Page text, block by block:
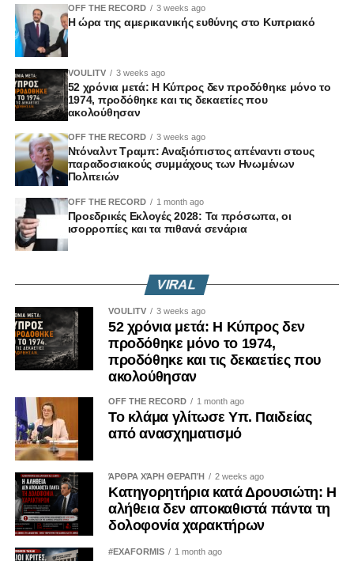
Επιτροπή Γεωργίας και Φυσικών Πόρων
Γιαννάκης Γαβριήλ – Πρόεδρος (ΑΚΕΛ)
Εφραίμ Χρίστου – Αναπληρωτής Πρόεδρος (ΑΚΕΛ)
Βαλεντίνος Φακοντής (ΑΚΕΛ)
Γιώργος Καραϊσκάκης (ΔΗΣΥ)
Πρόδρομος Αλαμπρίτης (ΔΗΣΥ)
Χαράλαμπος Πάζαρος (ΔΗΣΥ)
Λίνος Παπαγιάννης (ΕΛΑΜ)
Νικόλας Παπαδόπουλος (ΔΗΚΟ)
Μιχάλης Παρασκευά (ΑΛΜΑ-Πολίτες για την Κύπρο)
Δημήτρης Μπάρος (Άμεση Δημοκρατία Κύπρου)
Επιτροπή Εργασίας, Πρόνοιας και Κοινωνικών
Γιώργος Κουκουμάς – Πρόεδρος (ΑΚΕΛ)
Αργεντούλα Ιωάννου – Αναπληρώτρια Πρόεδρος (ΑΚΕΛ)
Πανίκος Ξιούρουππας (ΑΚΕΛ)
Σάβια Ορφανίδου (ΔΗΣΥ)
Δημήτρης Δημητρίου (ΔΗΣΥ)
Μάριος Πελεκάνος (ΕΛΑΜ)
Λίνος Ιωάννης Χατζηγεωργίου (ΕΛΑΜ)
Ανδρέας Αποστόλου (ΔΗΚΟ)
Αδάμος Ασπρής (ΔΗΚΟ)
Μιχάλης Παρασκευά (ΑΛΜΑ-Πολίτες για την Κύπρο)
Δημήτρης Σούγλης (Άμεση Δημοκρατία Κύπρου)
OFF THE RECORD 3 weeks ago
Η ώρα της αμερικανικής ευθύνης στο Κυπριακό
VOULITV 3 weeks ago
52 χρόνια μετά: Η Κύπρος δεν προδόθηκε μόνο το
1974, προδόθηκε και τις δεκαετίες που
ακολούθησαν
OFF THE RECORD 3 weeks ago
Ντόναλντ Τραμπ: Αναξιόπιστος απέναντι στους
παραδοσιακούς συμμάχους των Ηνωμένων
Πολιτειών
OFF THE RECORD 1 month ago
Προεδρικές Εκλογές 2028: Τα πρόσωπα, οι
ισορροπίες και τα πιθανά σενάρια
VIRAL
VOULITV 3 weeks ago
52 χρόνια μετά: Η Κύπρος δεν
προδόθηκε μόνο το 1974,
προδόθηκε και τις δεκαετίες που
ακολούθησαν
OFF THE RECORD 1 month ago
Το κλάμα γλίτωσε Υπ. Παιδείας
από ανασχηματισμό
ΆΡΘΡΑ ΧΆΡΗ ΘΕΡΑΠΉ 2 weeks ago
Κατηγορητήρια κατά Δρουσιώτη: Η
αλήθεια δεν αποκαθιστά πάντα τη
δολοφονία χαρακτήρων
#EXAFORMIS 1 month ago